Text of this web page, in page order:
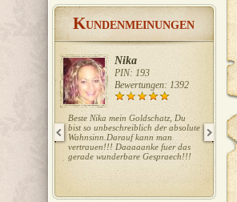
KUNDENMEINUNGEN
Nika
PIN: 193
Bewertungen: 1392
Beste Nika mein Goldschatz, Du
bist so unbeschreiblich der absolute
Wahnsinn.Darauf kann man
vertrauen!!! Daaaaanke fuer das
gerade wunderbare Gespraech!!!